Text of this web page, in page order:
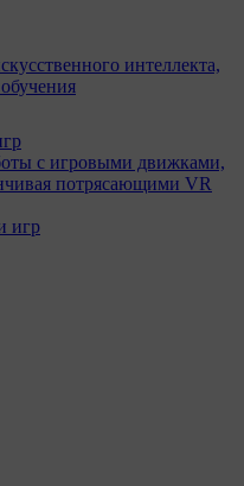
интеллекта,
с игровыми движками,
потрясающими VR